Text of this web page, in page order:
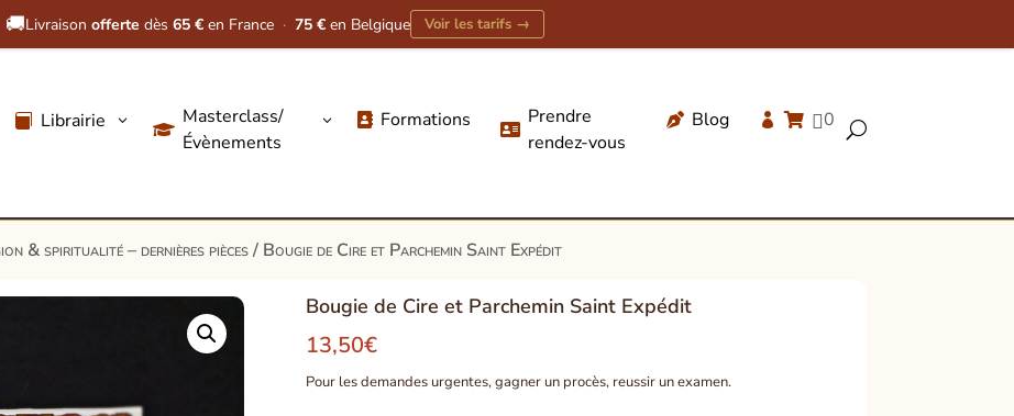
🚚Livraison offerte dès 65 € en France · 75 € en Belgique Voir les tarifs →
 Librairie 3

Masterclass/
Évènements
3  Formations 
Prendre
rendez-vous
 Blog   0 U
produits
& spiritualité – dernières pièces/ Bougie de Cire et Parchemin Saint Expédit
Bougie de Cire et Parchemin Saint Expédit
13,50€
Pour les demandes urgentes, gagner un procès, reussir un examen.